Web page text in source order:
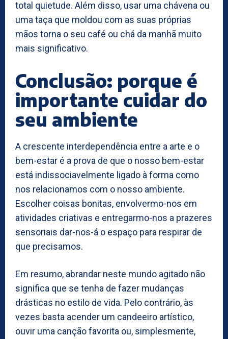
total quietude. Além disso, usar uma chávena ou
uma taça que moldou com as suas próprias
mãos torna o seu café ou chá da manhã muito
mais significativo.
Conclusão: porque é
importante cuidar do
seu ambiente
A crescente interdependência entre a arte e o
bem-estar é a prova de que o nosso bem-estar
está indissociavelmente ligado à forma como
nos relacionamos com o nosso ambiente.
Escolher coisas bonitas, envolvermo-nos em
atividades criativas e entregarmo-nos a prazeres
sensoriais dar-nos-á o espaço para respirar de
que precisamos.
Em resumo, abrandar neste mundo agitado não
significa que se tenha de fazer mudanças
drásticas no estilo de vida. Pelo contrário, às
vezes basta acender um candeeiro artístico,
ouvir uma canção favorita ou, simplesmente,